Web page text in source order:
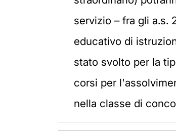
servizio – fra gli a.s.
educativo di
stato svolto per la
corsi per
nella classe di